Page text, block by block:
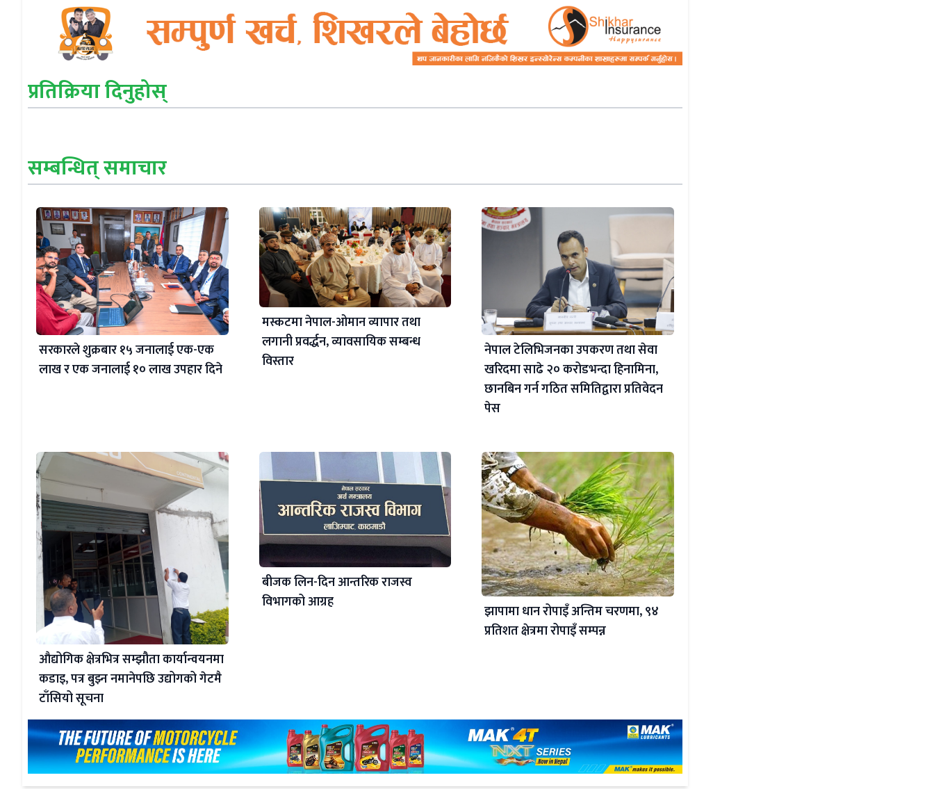
प्रतिक्रिया दिनुहोस्
सम्बन्धित् समाचार
सरकारले शुक्रबार १५ जनालाई एक-एक
लाख र एक जनालाई १० लाख उपहार दिने
मस्कटमा नेपाल-ओमान व्यापार तथा
लगानी प्रवर्द्धन, व्यावसायिक सम्बन्ध
विस्तार
नेपाल टेलिभिजनका उपकरण तथा सेवा
खरिदमा साढे २० करोडभन्दा हिनामिना,
छानबिन गर्न गठित समितिद्वारा प्रतिवेदन
पेस
औद्योगिक क्षेत्रभित्र सम्झौता कार्यान्वयनमा
कडाइ, पत्र बुझ्न नमानेपछि उद्योगको गेटमै
टाँसियो सूचना
बीजक लिन-दिन आन्तरिक राजस्व
विभागको आग्रह
झापामा धान रोपाइँ अन्तिम चरणमा, ९४
प्रतिशत क्षेत्रमा रोपाइँ सम्पन्न